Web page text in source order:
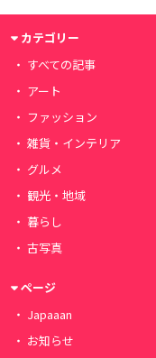
カテゴリー
すべての記事
アート
ファッション
雑貨・インテリア
グルメ
観光・地域
暮らし
古写真
ページ
Japaaan
お知らせ